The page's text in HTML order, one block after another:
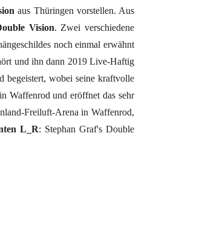
aus Thüringen vorstellen. Aus
Vision. Zwei verschiedene
noch einmal erwähnt
und ihn dann 2019 Live-Haftig
begeistert, wobei seine kraftvolle
Waffenrod und eröffnet das sehr
Freiluft-Arena in Waffenrod,
L_R: Stephan Graf's Double